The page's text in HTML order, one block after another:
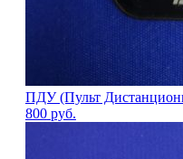
ПДУ (Пульт
800 руб.